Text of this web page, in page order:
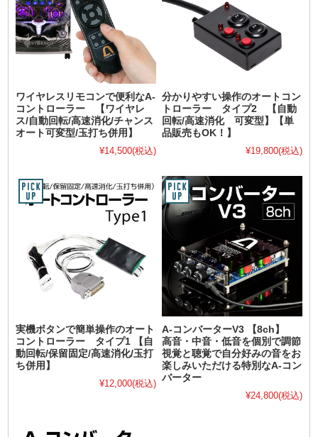
ワイヤレスリモコンで便利なA-
コントローラー 【ワイヤレ
ス/自動回転/高速消化/チャンス
オート可変型/玉打ち併用】
¥14,500(税込)
分かりやすい操作のオートコン
トローラー タイプ2 【自動
回転/高速消化 可変型】【単
品販売もOK！】
¥19,800(税込)
実機ボタンで簡単操作のオート
コントローラー タイプ1 【自
動回転/保留固定/高速消化/玉打
ち併用】
¥12,000(税込)
A-コンバーターV3 【8ch】
高音・中音・低音を個別で調節
視覚と聴覚で自分好みの音をお
楽しみいただける特別なA-コン
バーター
¥24,800(税込)